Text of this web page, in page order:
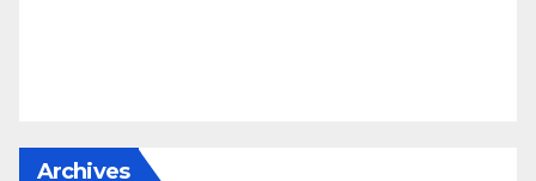
Archives